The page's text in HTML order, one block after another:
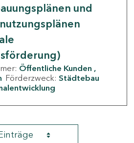
und
Öffentliche Kunden
Förderzweck: Städtebau